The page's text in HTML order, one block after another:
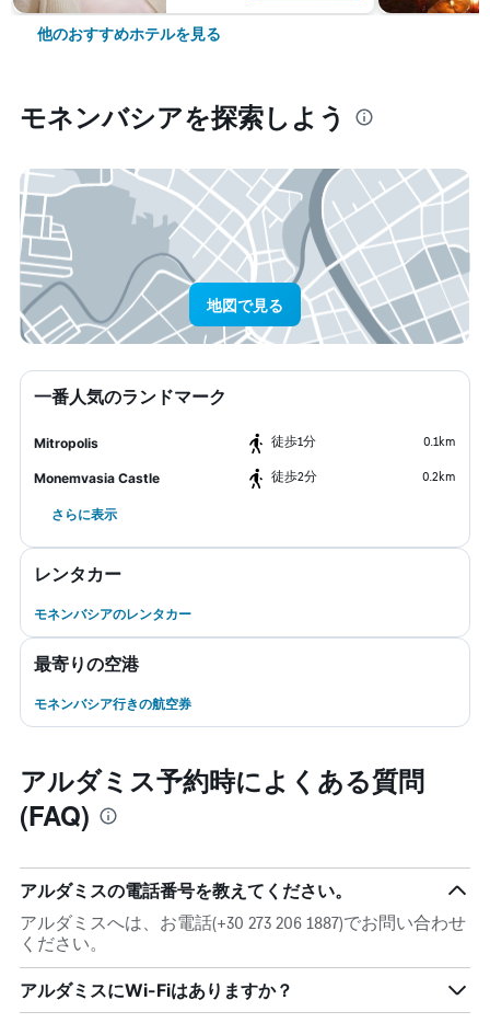
他のおすすめホテルを見る
モネンバシア​を探索しよう
地図で見る
一番人気のランドマーク
Mitropolis ​徒歩1分 0.1km
Monemvasia Castle ​徒歩2分 0.2km
さらに表示
レンタカー
モネンバシアのレンタカー
最寄りの空港
モネンバシア行きの航空券
アルダミス予約時によくある質問
(FAQ)
アルダミスの電話番号を教えてください。
アルダミスへは、お電話(+30 273 206 1887)でお問い合わせ
ください。
アルダミスにWi-Fiはありますか？